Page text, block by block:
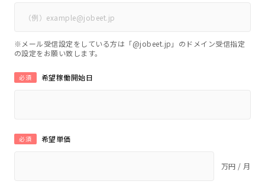
※メール受信設定をしている方は「@jobeet.jp」のドメイン受信指定
の設定をお願い致します。
希望稼働開始日
必須
希望単価
必須
万円 / 月